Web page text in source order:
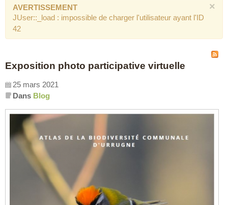
×
AVERTISSEMENT
JUser::_load : impossible de charger l'utilisateur ayant l'ID
42
Exposition photo participative virtuelle
25 mars 2021
Dans Blog